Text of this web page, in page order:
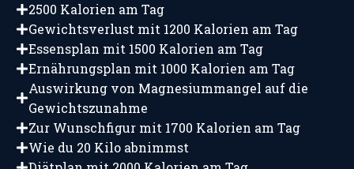
2500 Kalorien am Tag
Gewichtsverlust mit 1200 Kalorien am Tag
Essensplan mit 1500 Kalorien am Tag
Ernährungsplan mit 1000 Kalorien am Tag
Auswirkung von Magnesiummangel auf die
Gewichtszunahme
Zur Wunschfigur mit 1700 Kalorien am Tag
Wie du 20 Kilo abnimmst